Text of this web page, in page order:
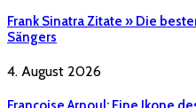
Frank Sinatra Zitate » Die
Sängers
4. August 2026